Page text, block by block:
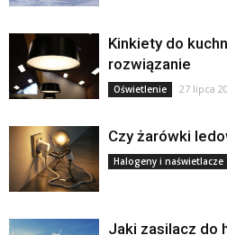
Kinkiety do
rozwiązanie
Oświetlenie 27 lipca
Czy żarówki
Halogeny i naświetlacze
Jaki zasilacz do